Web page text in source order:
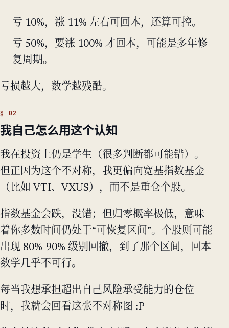
亏 10%，涨 11% 左右可回本，还算可控。
亏 50%，要涨 100% 才回本，可能是多年修
复周期。
亏损越大，数学越残酷。
我自己怎么用这个认知
我在投资上仍是学生（很多判断都可能错）。
但正因为这个不对称，我更偏向宽基指数基金
（比如 VTI、VXUS），而不是重仓个股。
指数基金会跌，没错；但归零概率极低，意味
着你多数时间仍处于“可恢复区间”。个股则可能
出现 80%-90% 级别回撤，到了那个区间，回本
数学几乎不可行。
每当我想承担超出自己风险承受能力的仓位
时，我就会回看这张不对称图 :P